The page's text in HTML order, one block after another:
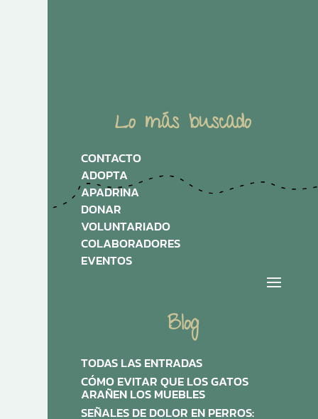
Lo más buscado
CONTACTO
ADOPTA
APADRINA
DONAR
VOLUNTARIADO
COLABORADORES
EVENTOS
Blog
TODAS LAS ENTRADAS
CÓMO EVITAR QUE LOS GATOS
ARAÑEN LOS MUEBLES
SEÑALES DE DOLOR EN PERROS: